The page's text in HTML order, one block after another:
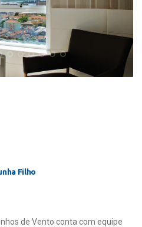
Filho
de Vento conta com equipe